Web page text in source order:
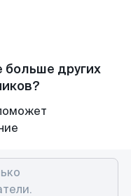
больше других